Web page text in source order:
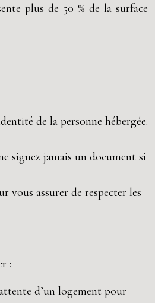
plus de 50 % de la surface
de la personne hébergée.
signez jamais un document si
vous assurer de respecter les
:
d’un logement pour